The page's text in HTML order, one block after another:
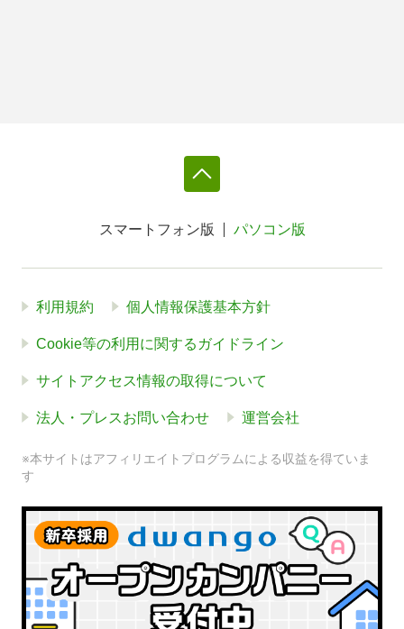
スマートフォン版 パソコン版
利用規約 個人情報保護基本方針
Cookie等の利用に関するガイドライン
サイトアクセス情報の取得について
法人・プレスお問い合わせ 運営会社
※本サイトはアフィリエイトプログラムによる収益を得ていま
す